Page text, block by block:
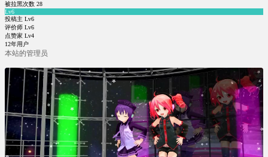
被拉黑次数 28
Lv6
投稿主 Lv6
评价师 Lv6
点赞家 Lv4
12年用户
本站的管理员